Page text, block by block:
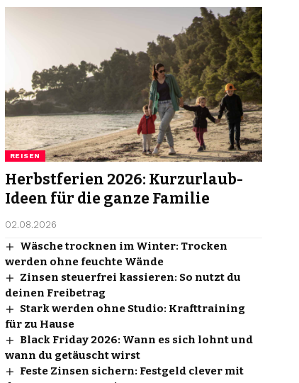
REISEN
Herbstferien 2026: Kurzurlaub-
Ideen für die ganze Familie
02.08.2026
Wäsche trocknen im Winter: Trocken
werden ohne feuchte Wände
Zinsen steuerfrei kassieren: So nutzt du
deinen Freibetrag
Stark werden ohne Studio: Krafttraining
für zu Hause
Black Friday 2026: Wann es sich lohnt und
wann du getäuscht wirst
Feste Zinsen sichern: Festgeld clever mit